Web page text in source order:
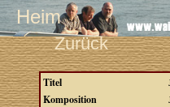
Heim
Zurück
Titel
Komposition